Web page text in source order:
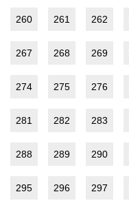
260 261 262
267 268 269
274 275 276
281 282 283
288 289 290
295 296 297